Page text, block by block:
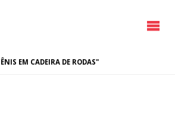
EM CADEIRA DE RODAS"